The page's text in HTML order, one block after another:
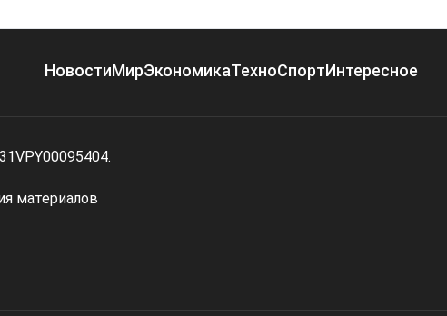
НовостиМирЭкономикаТехноСпортИнтересное
материалов